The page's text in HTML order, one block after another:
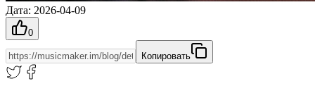
Дата: 2026-04-09
0
Копировать